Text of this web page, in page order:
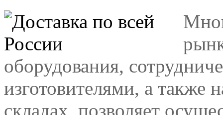
оборудования,
изготовителями, а также
складах, позволяет